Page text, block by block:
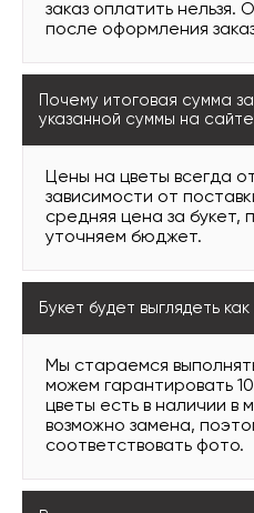
заказ оплатить нельзя.
после оформления
Почему итоговая сумма
указанной суммы на
Цены на цветы всегда
зависимости от
средняя цена за букет,
уточняем бюджет.
Букет будет выглядеть
Мы стараемся
можем гарантировать
цветы есть в наличии в
возможно замена,
соответствовать фото.